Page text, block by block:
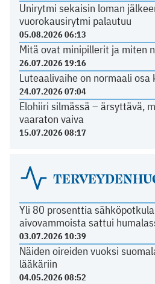
Unirytmi sekaisin loman
vuorokausirytmi palautuu
05.08.2026 06:13
Mitä ovat minipillerit ja miten
26.07.2026 19:16
Luteaalivaihe on normaali
24.07.2026 07:04
Elohiiri silmässä – ärsyttävä,
vaaraton vaiva
15.07.2026 08:17
Yli 80 prosenttia
aivovammoista sattui
03.07.2026 10:39
Näiden oireiden vuoksi
lääkäriin
04.05.2026 08:52